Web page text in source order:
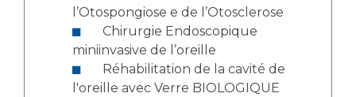
l’Otospongiose e de l’Otosclerose
miniinvasive de l’oreille
l'oreille avec Verre BIOLOGIQUE